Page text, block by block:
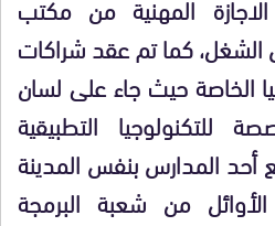
الشغل، كما تم عقد شراكات
الخاصة حيث جاء على لسان
للتكنولوجيا التطبيقية
أحد المدارس بنفس المدينة
طلاب الأوائل من شعبة البرمجة